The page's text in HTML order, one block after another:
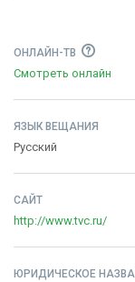
ОНЛАЙН-ТВ
Смотреть онлайн
ЯЗЫК ВЕЩАНИЯ
Русский
САЙТ
http://www.tvc.ru/
ЮРИДИЧЕСКОЕ